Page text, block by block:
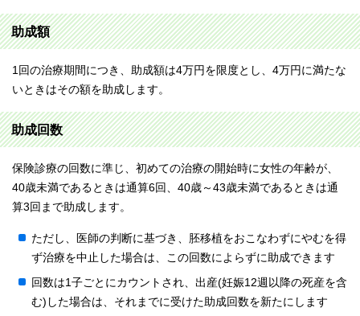
助成額
1回の治療期間につき、助成額は4万円を限度とし、4万円に満たな
いときはその額を助成します。
助成回数
保険診療の回数に準じ、初めての治療の開始時に女性の年齢が、
40歳未満であるときは通算6回、40歳～43歳未満であるときは通
算3回まで助成します。
ただし、医師の判断に基づき、胚移植をおこなわずにやむを得
ず治療を中止した場合は、この回数によらずに助成できます
回数は1子ごとにカウントされ、出産(妊娠12週以降の死産を含
む)した場合は、それまでに受けた助成回数を新たにします